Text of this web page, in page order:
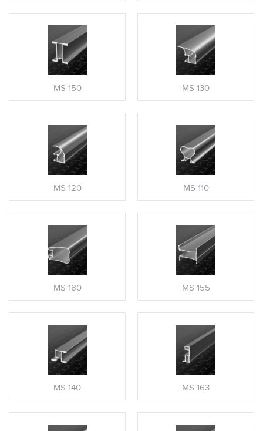
MS 150 MS 130
MS 120 MS 110
MS 180 MS 155
MS 140 MS 163